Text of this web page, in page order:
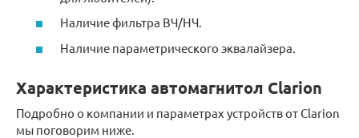
Наличие фильтра ВЧ/НЧ.
Наличие параметрического эквалайзера.
Характеристика автомагнитол Clarion
Подробно о компании и параметрах устройств от Clarion
мы поговорим ниже.